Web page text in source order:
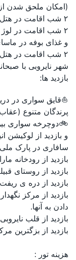
(امکان ملحق شدن
۲ شب اقامت در هتل ۴ ستاره شهر نایواشا
و غذای بوفه در
شهر نایروبی با
بازدید ها:
⛵️قایق سواری در
پرندگان متنوع
🚲دوچرخه سواری
و بازدید از لوکیشن
سافاری در پارک ملی
بازدید از رودخانه
بازدید از روستای
بازدید از دره ی
بازدید از مرکز
دادن به آنها.
بازدید از قلب
بازدید از بزگترین
هزینه تور :